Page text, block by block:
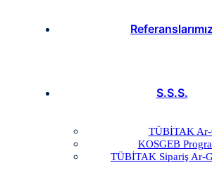
Referanslarımız
S.S.S.
TÜBİTAK Ar-
KOSGEB
TÜBİTAK Sipariş Ar-